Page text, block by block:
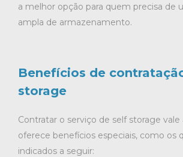
a melhor opção para quem precisa de
ampla de armazenamento.
Benefícios de
storage
Contratar o serviço de self storage
oferece benefícios especiais, como os
indicados a seguir: